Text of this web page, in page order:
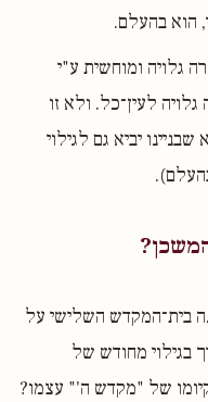
הוא בהעלם.
גלויה ומוחשית ע"י
לעין־כל. ולא זו
יביא גם לגילוי
בית־המקדש השלישי על
בגילוי מחודש של
של "מקדש ה'" עצמו?